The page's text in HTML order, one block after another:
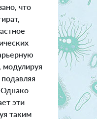
что
Однако
эти
таким